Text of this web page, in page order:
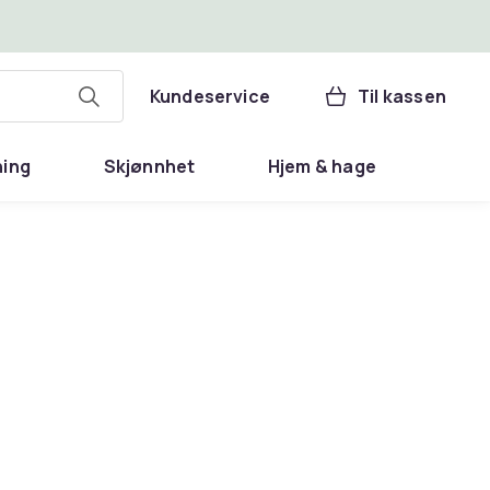
Kundeservice Til kassen
Skjønnhet Hjem & hage